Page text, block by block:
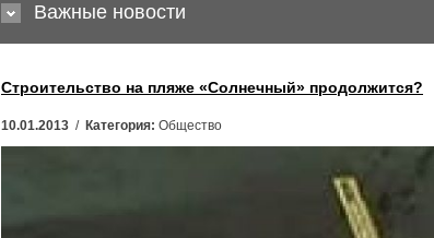
Важные новости
Строительство на пляже «Солнечный» продолжится?
10.01.2013 / Категория: Общество